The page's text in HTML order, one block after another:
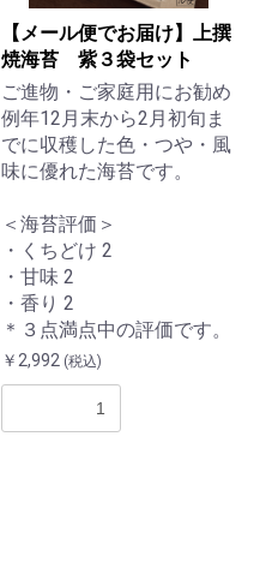
【メール便でお届け】上撰
焼海苔 紫３袋セット
ご進物・ご家庭用にお勧め
例年12月末から2月初旬ま
でに収穫した色・つや・風
味に優れた海苔です。
＜海苔評価＞
・くちどけ 2
・甘味 2
・香り 2
＊３点満点中の評価です。
￥2,992 (税込)